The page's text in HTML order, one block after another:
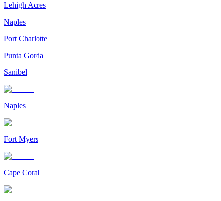
Lehigh Acres
Naples
Port Charlotte
Punta Gorda
Sanibel
Naples
Fort Myers
Cape Coral